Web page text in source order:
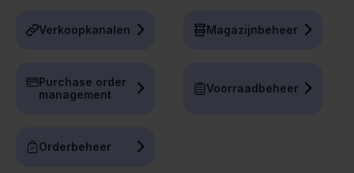
Verkoopkanalen Magazijnbeheer
Purchase order
management
Voorraadbeheer
Orderbeheer